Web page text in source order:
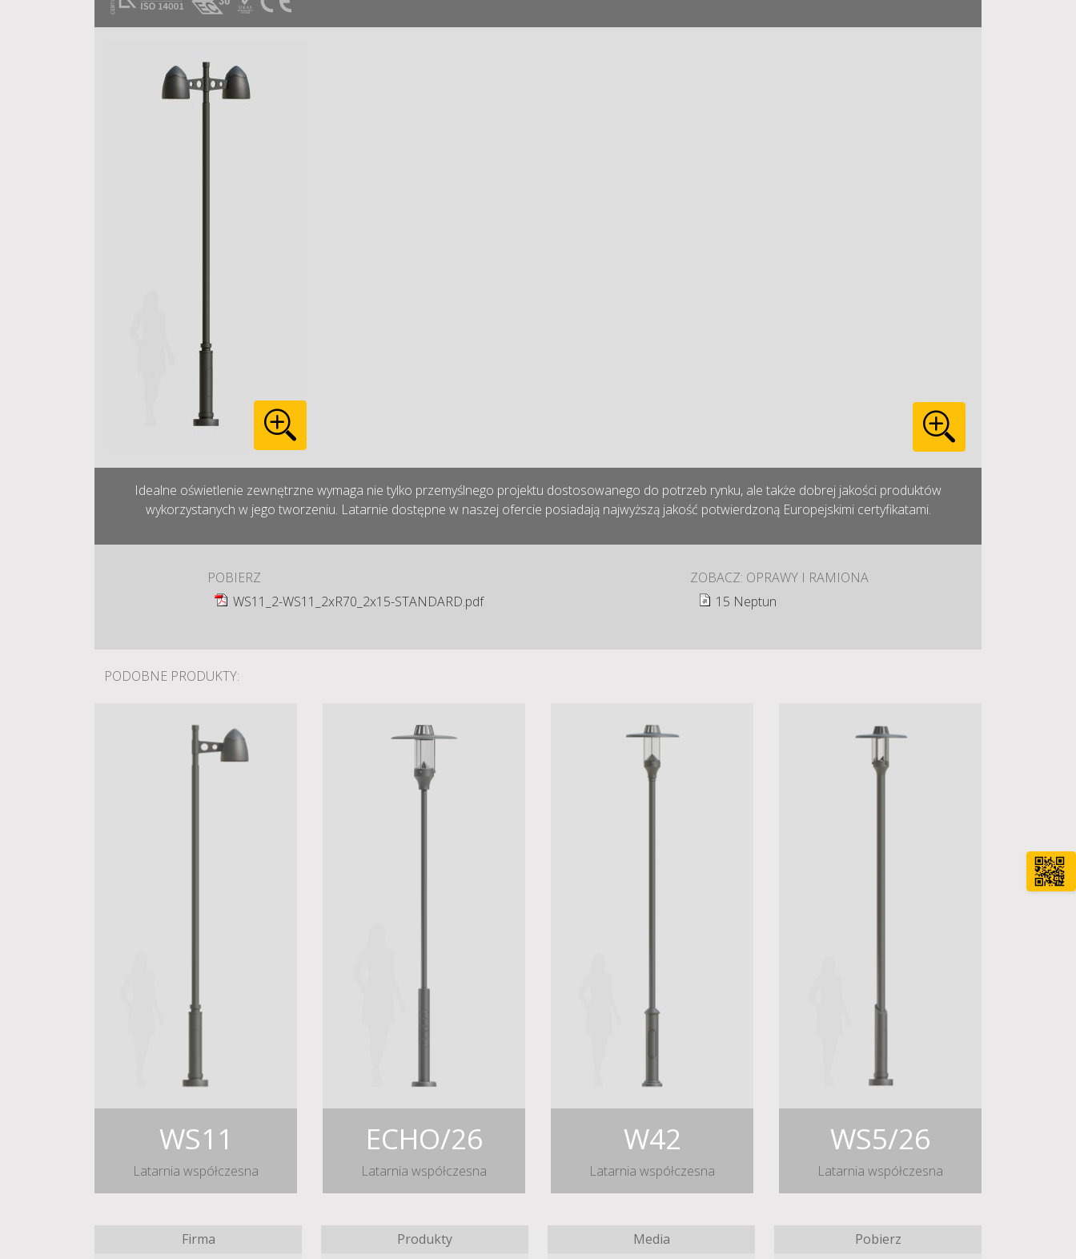
Idealne oświetlenie zewnętrzne wymaga nie tylko przemyślnego projektu dostosowanego do potrzeb rynku, ale także dobrej jakości produktów
wykorzystanych w jego tworzeniu. Latarnie dostępne w naszej ofercie posiadają najwyższą jakość potwierdzoną Europejskimi certyfikatami.
POBIERZ
WS11_2-WS11_2xR70_2x15-STANDARD.pdf
ZOBACZ: OPRAWY I RAMIONA
15 Neptun
PODOBNE PRODUKTY:
WS11
Latarnia współczesna
ECHO/26
Latarnia współczesna
W42
Latarnia współczesna
WS5/26
Latarnia współczesna
Firma
Produkty
Media
Pobierz